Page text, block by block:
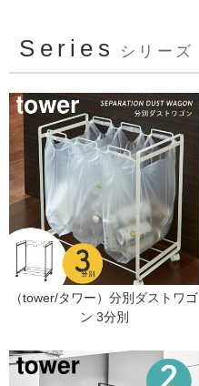
Series シリーズ
（tower/タワー）分別ダストワゴ
ン 3分別